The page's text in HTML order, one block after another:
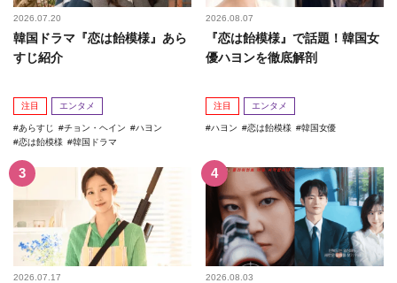
2026.07.20
韓国ドラマ『恋は飴模様』あら
すじ紹介
注目 エンタメ
あらすじ チョン・ヘイン
ハヨン
恋は飴模様
韓国ドラマ
2026.08.07
『恋は飴模様』で話題！韓国女
優ハヨンを徹底解剖
注目 エンタメ
ハヨン 恋は飴模様 韓国女優
2026.07.17 2026.08.03